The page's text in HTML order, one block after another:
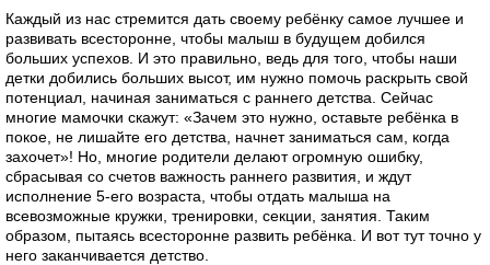
Каждый из нас стремится дать своему ребёнку самое лучшее и
развивать всесторонне, чтобы малыш в будущем добился
больших успехов. И это правильно, ведь для того, чтобы наши
детки добились больших высот, им нужно помочь раскрыть свой
потенциал, начиная заниматься с раннего детства. Сейчас
многие мамочки скажут: «Зачем это нужно, оставьте ребёнка в
покое, не лишайте его детства, начнет заниматься сам, когда
захочет»! Но, многие родители делают огромную ошибку,
сбрасывая со счетов важность раннего развития, и ждут
исполнение 5-его возраста, чтобы отдать малыша на
всевозможные кружки, тренировки, секции, занятия. Таким
образом, пытаясь всесторонне развить ребёнка. И вот тут точно у
него заканчивается детство.